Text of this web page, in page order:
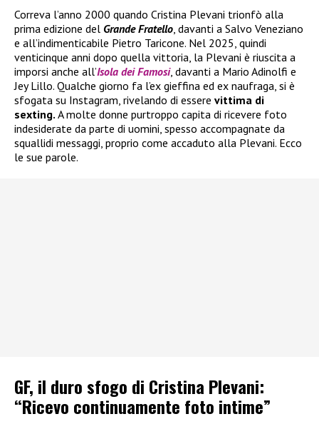
Correva l’anno 2000 quando Cristina Plevani trionfò alla
prima edizione del Grande Fratello, davanti a Salvo Veneziano
e all’indimenticabile Pietro Taricone. Nel 2025, quindi
venticinque anni dopo quella vittoria, la Plevani è riuscita a
imporsi anche all’Isola dei Famosi, davanti a Mario Adinolfi e
Jey Lillo. Qualche giorno fa l’ex gieffina ed ex naufraga, si è
sfogata su Instagram, rivelando di essere vittima di
sexting. A molte donne purtroppo capita di ricevere foto
indesiderate da parte di uomini, spesso accompagnate da
squallidi messaggi, proprio come accaduto alla Plevani. Ecco
le sue parole.
GF, il duro sfogo di Cristina Plevani:
“Ricevo continuamente foto intime”